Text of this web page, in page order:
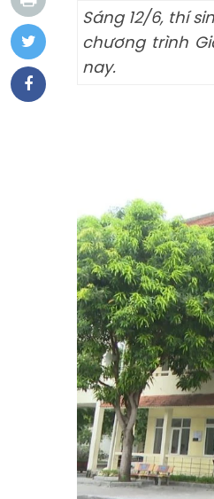
Sáng 12/6, thí
chương trình
nay.